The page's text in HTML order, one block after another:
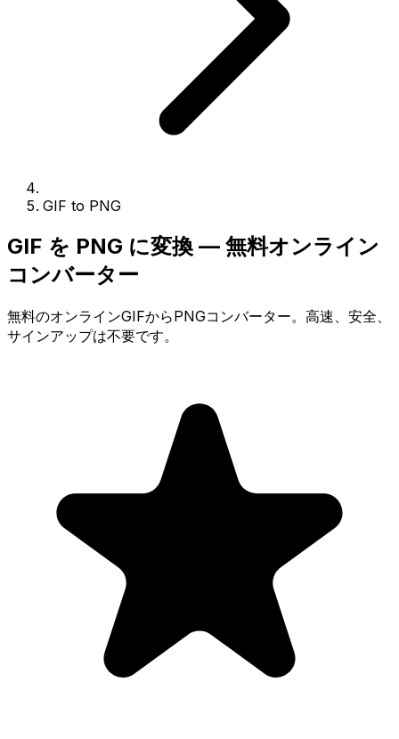
GIF to PNG
GIF を PNG に変換 — 無料オンライン
コンバーター
無料のオンラインGIFからPNGコンバーター。高速、安全、
サインアップは不要です。